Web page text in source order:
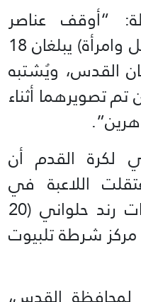
“أوقف عناصر
الشرطة مشتبهاً بهما (رجل وامرأة) يبلغان 18
القدس، ويُشتبه
تصويرهما أثناء
لكرة القدم أن
اللاعبة في
المنتخب الوطني للسيدات رند حلواني (20
مركز شرطة تلبيوت